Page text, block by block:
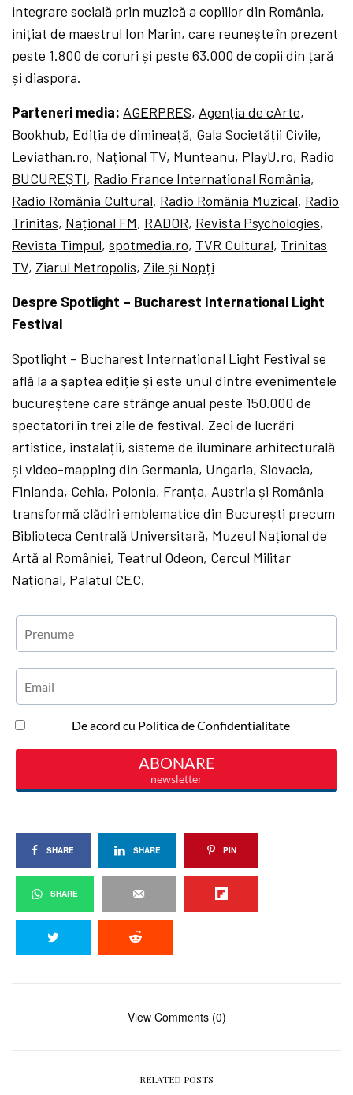
integrare socială prin muzică a copiilor din România,
inițiat de maestrul Ion Marin, care reunește în prezent
peste 1.800 de coruri și peste 63.000 de copii din țară
și diaspora.
Parteneri media: AGERPRES, Agenția de cArte,
Bookhub, Ediția de dimineață, Gala Societății Civile,
Leviathan.ro, Național TV, Munteanu, PlayU.ro, Radio
BUCUREȘTI, Radio France International România,
Radio România Cultural, Radio România Muzical, Radio
Trinitas, Național FM, RADOR, Revista Psychologies,
Revista Timpul,spotmedia.ro, TVR Cultural, Trinitas
TV, Ziarul Metropolis, Zile și Nopți
Despre Spotlight – Bucharest International Light
Festival
Spotlight – Bucharest International Light Festival se
află la a şaptea ediție și este unul dintre evenimentele
bucureștene care strânge anual peste 150.000 de
spectatori în trei zile de festival. Zeci de lucrări
artistice, instalații, sisteme de iluminare arhitecturală
și video-mapping din Germania, Ungaria, Slovacia,
Finlanda, Cehia, Polonia, Franța, Austria și România
transformă clădiri emblematice din București precum
Biblioteca Centrală Universitară, Muzeul Național de
Artă al României, Teatrul Odeon, Cercul Militar
Național, Palatul CEC.
SHARE SHARE PIN
SHARE
View Comments (0)
RELATED POSTS